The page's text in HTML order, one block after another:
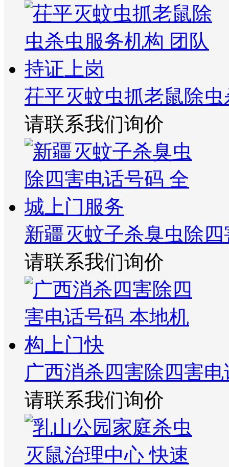
茌平灭蚊虫抓老鼠除
请联系我们询价
新疆灭蚊子杀臭虫除
请联系我们询价
广西消杀四害除四害
请联系我们询价